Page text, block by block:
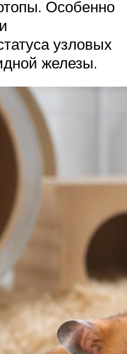
Особенно
узловых
железы.